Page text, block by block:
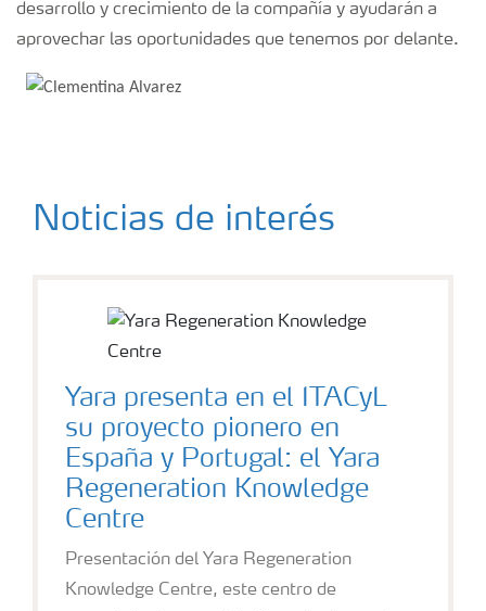
desarrollo y crecimiento de la compañía y ayudarán a
aprovechar las oportunidades que tenemos por delante.
Noticias de interés
Yara presenta en el ITACyL
su proyecto pionero en
España y Portugal: el Yara
Regeneration Knowledge
Centre
Presentación del Yara Regeneration
Knowledge Centre, este centro de